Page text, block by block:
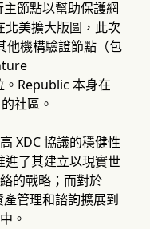
節點以幫助保護網
北美擴大版圖，此次
他機構驗證節點（包
Republic 本身在
社區。
XDC 協議的穩健性
進了其建立以現實世
的戰略；而對於
管理和諮詢擴展到
。